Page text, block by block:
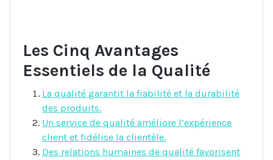
Les Cinq Avantages
Essentiels de la Qualité
La qualité garantit la fiabilité et la durabilité
des produits.
Un service de qualité améliore l’expérience
client et fidélise la clientèle.
Des relations humaines de qualité favorisent